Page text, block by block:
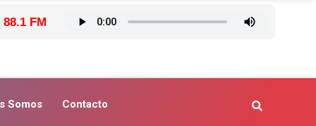
88.1 FM
Somos Contacto